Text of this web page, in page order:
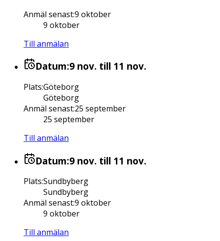
Anmäl senast:9 oktober
9 oktober
Till anmälan
Datum:9 nov. till 11 nov.
Plats:Göteborg
Göteborg
Anmäl senast:25 september
25 september
Till anmälan
Datum:9 nov. till 11 nov.
Plats:Sundbyberg
Sundbyberg
Anmäl senast:9 oktober
9 oktober
Till anmälan